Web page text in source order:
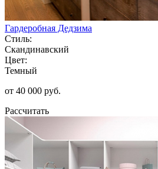
Гардеробная Дедзима
Стиль:
Скандинавский
Цвет:
Темный
от 40 000 руб.
Рассчитать